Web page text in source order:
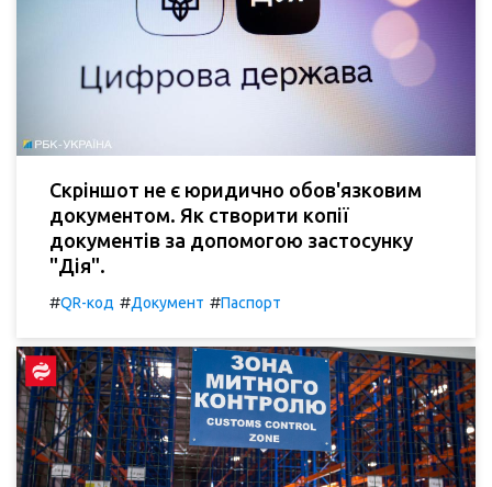
Скріншот не є юридично обов'язковим
документом. Як створити копії
документів за допомогою застосунку
"Дія".
#QR-код #Документ #Паспорт